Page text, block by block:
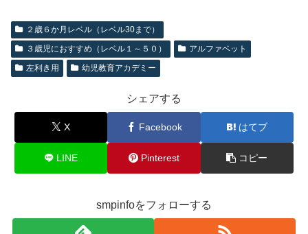
２歳６か月レベル（レベル30まで）
３歳児におすすめ（レベル１～５０）
アルファベット
左利き用
幼児教育アカデミー
シェアする
X Facebook はてブ
LINE Pinterest コピー
smpinfoをフォローする